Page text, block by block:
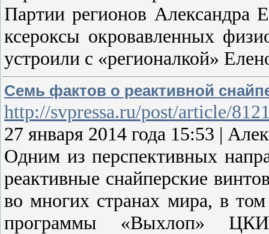
Партии регионов Александра
ксероксы окровавленных
устроили с «регионалкой»
Семь фактов о реактивной
http://svpressa.ru/post/article/
27 января 2014 года 15:53 |
Одним из перспективных
реактивные снайперские
во многих странах мира, в
программы «Выхлоп»